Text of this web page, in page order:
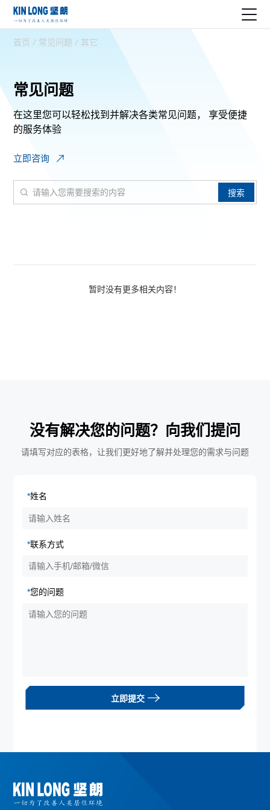
首页 / 常见问题 / 其它
常见问题
在这里您可以轻松找到并解决各类常见问题，
享受便捷
的服务体验
立即咨询
搜索
暂时没有更多相关内容！
没有解决您的问题？向我们提问
请填写对应的表格，让我们更好地了解并处理您的需求与问题
*姓名
*联系方式
*您的问题
立即提交